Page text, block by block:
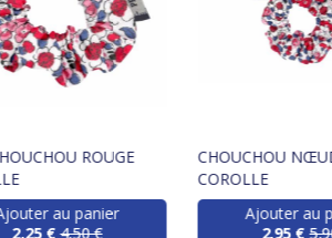
ROUGE
au panier
2,25 € 4,50 €
CHOUCHOU
COROLLE
Ajouter au
2,95 €